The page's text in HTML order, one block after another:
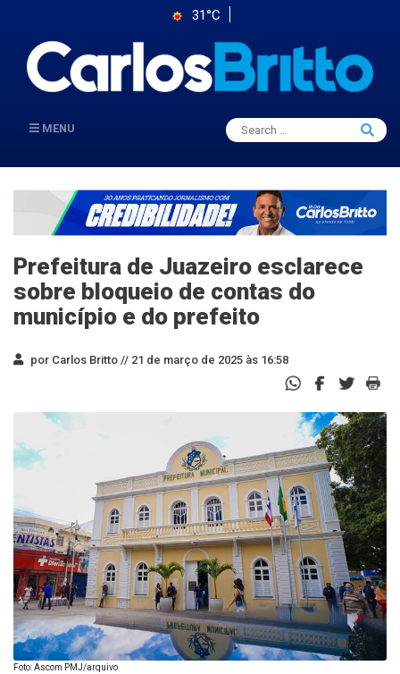
31°C
MENU
Search
for:
Search
Prefeitura de Juazeiro esclarece
sobre bloqueio de contas do
município e do prefeito
por Carlos Britto // 21 de março de 2025 às 16:58
Foto: Ascom PMJ/arquivo